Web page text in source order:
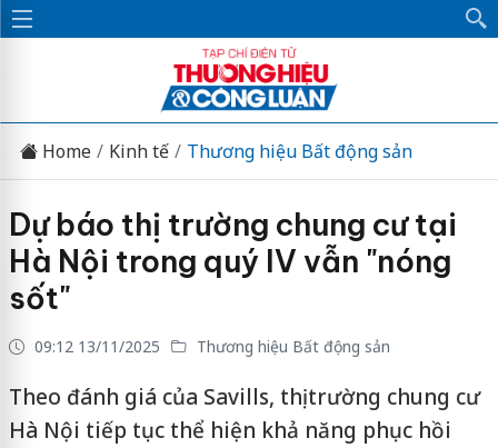
Home Kinh tế Thương hiệu Bất động sản
Dự báo thị trường chung cư tại
Hà Nội trong quý IV vẫn "nóng
sốt"
09:12 13/11/2025 Thương hiệu Bất động sản
Theo đánh giá của Savills, thị trường chung cư
Hà Nội tiếp tục thể hiện khả năng phục hồi